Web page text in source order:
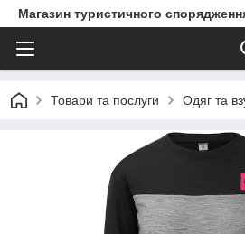
Магазин туристичного
Товари та послуги Одяг та